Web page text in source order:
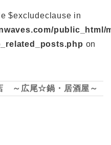
$excludeclause in
public_html/
on
～広尾☆鍋・居酒屋～